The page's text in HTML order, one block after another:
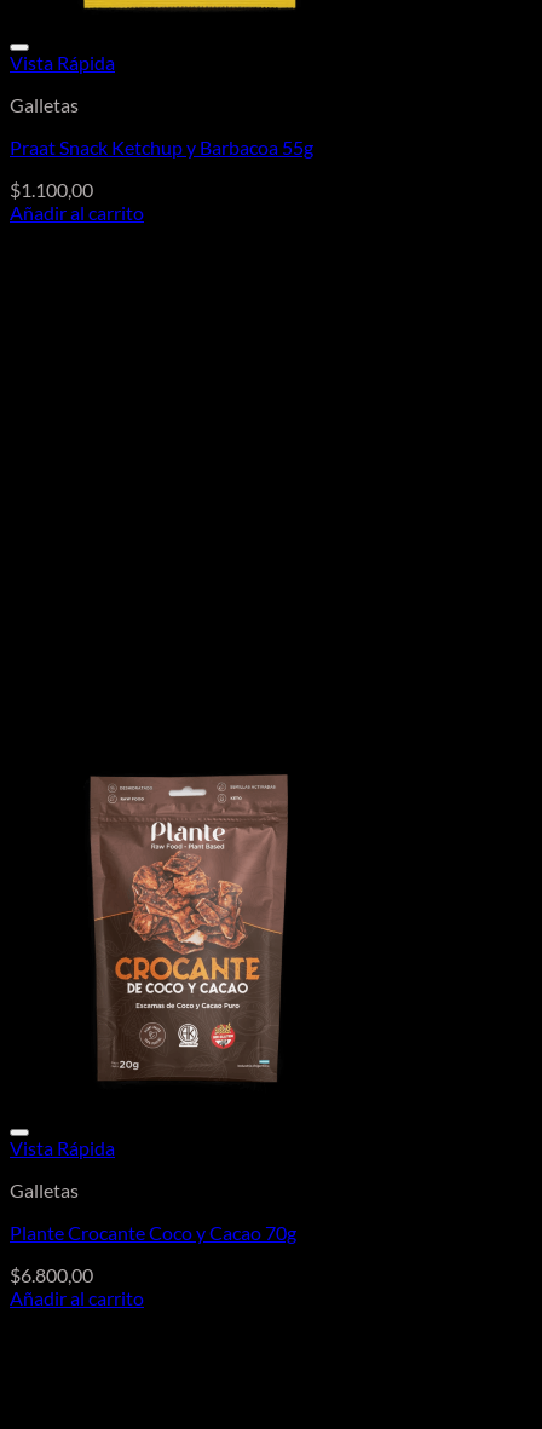
Vista Rápida
Galletas
Praat Snack Ketchup y Barbacoa 55g
$1.100,00
Añadir al carrito
Vista Rápida
Galletas
Plante Crocante Coco y Cacao 70g
$6.800,00
Añadir al carrito